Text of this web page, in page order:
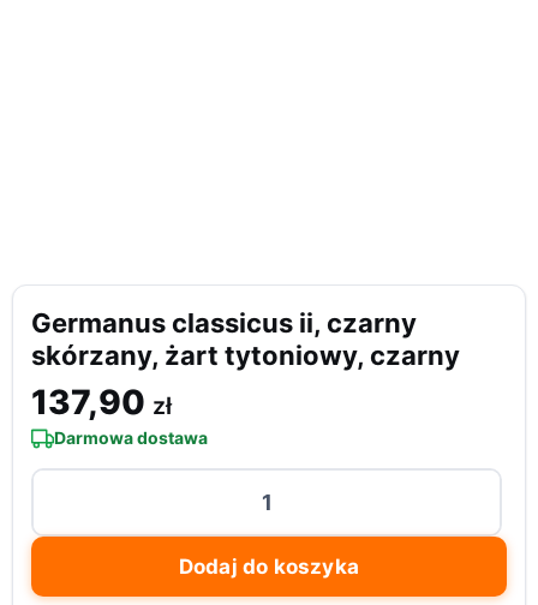
Germanus classicus ii, czarny
skórzany, żart tytoniowy, czarny
137,90 zł
Darmowa dostawa
classicus
ii,
Dodaj do koszyka